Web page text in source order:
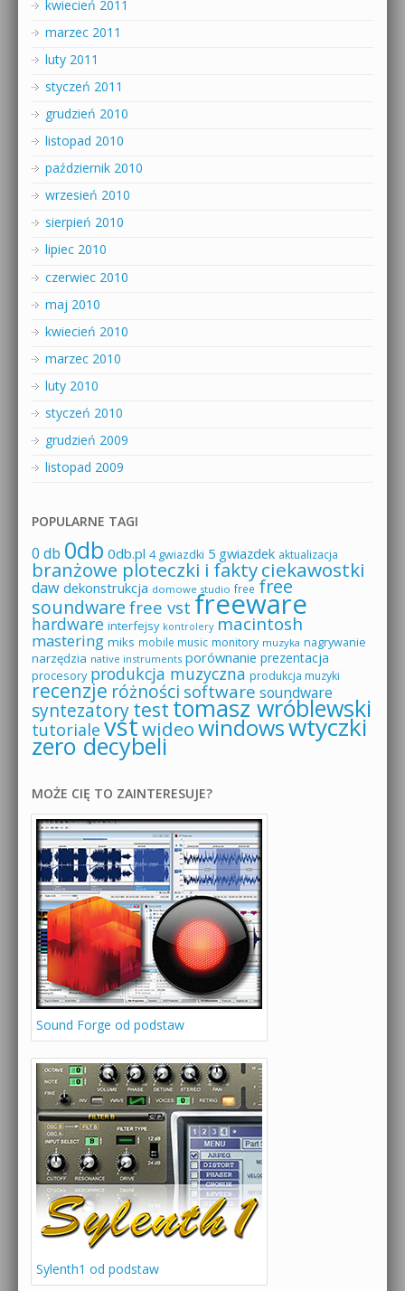
kwiecień 2011
marzec 2011
luty 2011
styczeń 2011
grudzień 2010
listopad 2010
październik 2010
wrzesień 2010
sierpień 2010
lipiec 2010
czerwiec 2010
maj 2010
kwiecień 2010
marzec 2010
luty 2010
styczeń 2010
grudzień 2009
listopad 2009
POPULARNE TAGI
0 db 0db 0db.pl 4 gwiazdki 5 gwiazdek aktualizacja
branżowe ploteczki i faktyciekawostki
daw dekonstrukcja domowe studio free free
soundware free vst freeware
hardware interfejsy kontrolery macintosh
mastering miks mobile music monitory muzyka nagrywanie
narzędzia native instruments porównanie prezentacja
procesory produkcja muzyczna produkcja muzyki
recenzje różności software soundware
syntezatorytesttomasz wróblewski
tutoriale vstwideowindowswtyczki
zero decybeli
MOŻE CIĘ TO ZAINTERESUJE?
Sound Forge od podstaw
Sylenth1 od podstaw